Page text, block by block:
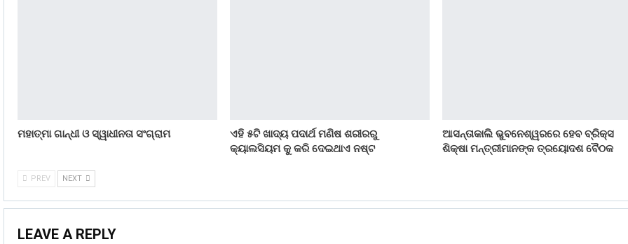
ମହାତ୍ମା ଗାନ୍ଧୀ ଓ ସ୍ୱାଧୀନତା ସଂଗ୍ରାମ
ଏହି ୫ଟି ଖାଦ୍ୟ ପଦାର୍ଥ ମଣିଷ ଶରୀରରୁ
କ୍ୟାଲସିୟମ କୁ କରି ଦେଇଥାଏ ନଷ୍ଟ
ଆସନ୍ତାକାଲି ଭୁବନେଶ୍ୱରରେ ହେବ ବ୍ରିକ୍ସ
ଶିକ୍ଷା ମନ୍ତ୍ରୀମାନଙ୍କ ତ୍ରୟୋଦଶ ବୈଠକ
PREV NEXT
LEAVE A REPLY